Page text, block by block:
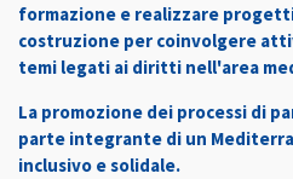
formazione e realizzare
costruzione per coinvolgere
temi legati ai diritti nell'area
La promozione dei processi di
parte integrante di un
inclusivo e solidale.